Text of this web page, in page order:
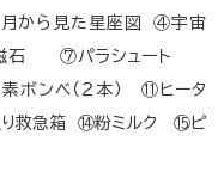
ら見た星座図 ④宇宙
⑦パラシュート
ベ（２本） ⑪ヒータ
急箱 ⑭粉ミルク ⑮ピ